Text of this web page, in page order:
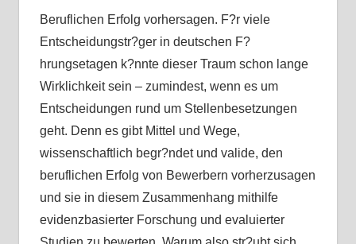
Beruflichen Erfolg vorhersagen. F?r viele
Entscheidungstr?ger in deutschen F?
hrungsetagen k?nnte dieser Traum schon lange
Wirklichkeit sein – zumindest, wenn es um
Entscheidungen rund um Stellenbesetzungen
geht. Denn es gibt Mittel und Wege,
wissenschaftlich begr?ndet und valide, den
beruflichen Erfolg von Bewerbern vorherzusagen
und sie in diesem Zusammenhang mithilfe
evidenzbasierter Forschung und evaluierter